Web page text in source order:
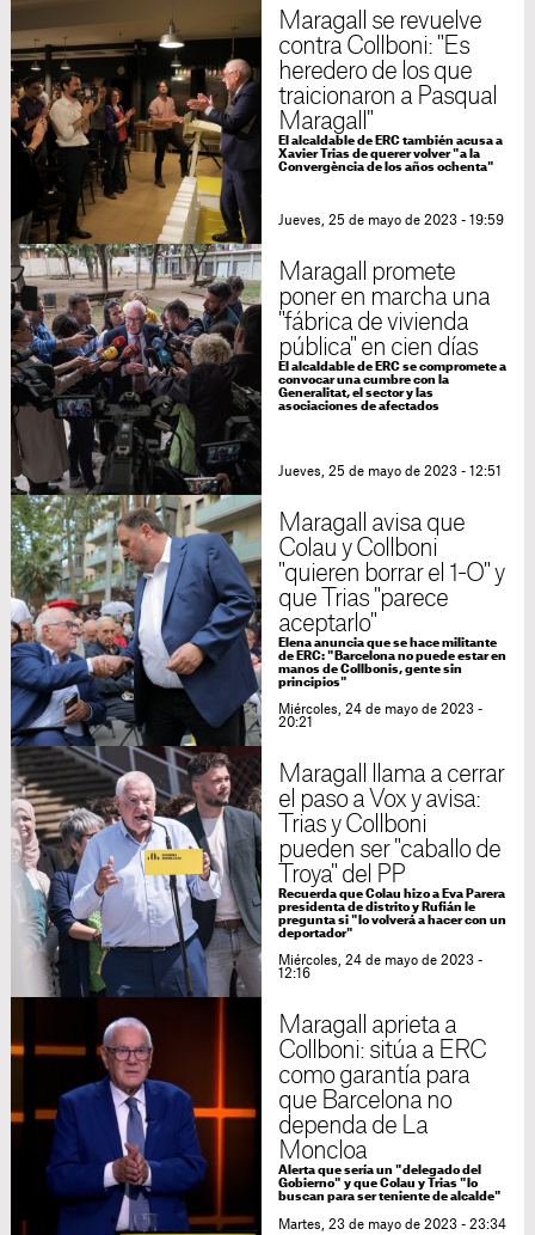
Maragall se revuelve
contra Collboni: "Es
heredero de los que
traicionaron a Pasqual
Maragall"
El alcaldable de ERC también acusa a
Xavier Trias de querer volver "a la
Convergència de los años ochenta"
Jueves, 25 de mayo de 2023 - 19:59
Maragall promete
poner en marcha una
"fábrica de vivienda
pública" en cien días
El alcaldable de ERC se compromete a
convocar una cumbre con la
Generalitat, el sector y las
asociaciones de afectados
Jueves, 25 de mayo de 2023 - 12:51
Maragall avisa que
Colau y Collboni
"quieren borrar el 1-O" y
que Trias "parece
aceptarlo"
Elena anuncia que se hace militante
de ERC: "Barcelona no puede estar en
manos de Collbonis, gente sin
principios"
Miércoles, 24 de mayo de 2023 -
20:21
Maragall llama a cerrar
el paso a Vox y avisa:
Trias y Collboni
pueden ser "caballo de
Troya" del PP
Recuerda que Colau hizo a Eva Parera
presidenta de distrito y Rufián le
pregunta si "lo volverá a hacer con un
deportador"
Miércoles, 24 de mayo de 2023 -
12:16
Maragall aprieta a
Collboni: sitúa a ERC
como garantía para
que Barcelona no
dependa de La
Moncloa
Alerta que sería un "delegado del
Gobierno" y que Colau y Trias "lo
buscan para ser teniente de alcalde"
Martes, 23 de mayo de 2023 - 23:34